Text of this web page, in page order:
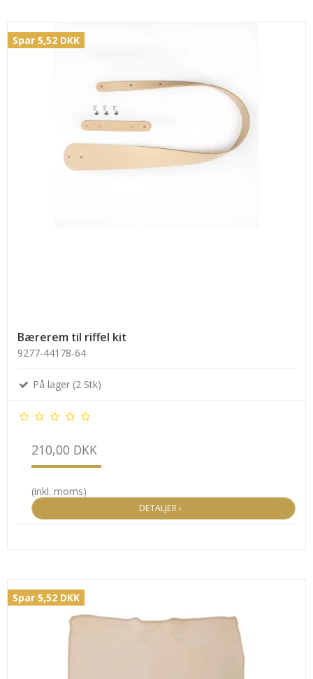
Spar 5,52 DKK
Bærerem til riffel kit
9277-44178-64
På lager (2 Stk)
210,00 DKK
(inkl. moms)
DETALJER ›
Spar 5,52 DKK